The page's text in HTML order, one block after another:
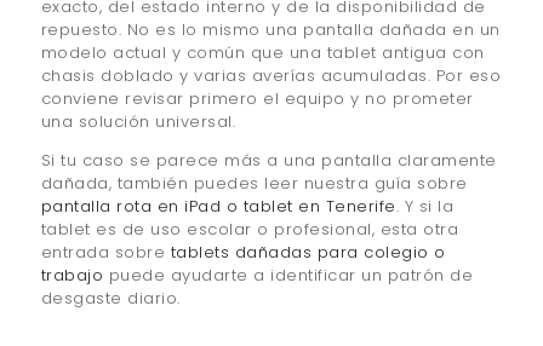
exacto, del estado interno y de la disponibilidad de
repuesto. No es lo mismo una pantalla dañada en un
modelo actual y común que una tablet antigua con
chasis doblado y varias averías acumuladas. Por eso
conviene revisar primero el equipo y no prometer
una solución universal.
Si tu caso se parece más a una pantalla claramente
dañada, también puedes leer nuestra guía sobre
pantalla rota en iPad o tablet en Tenerife. Y si la
tablet es de uso escolar o profesional, esta otra
entrada sobre tablets dañadas para colegio o
trabajo puede ayudarte a identificar un patrón de
desgaste diario.